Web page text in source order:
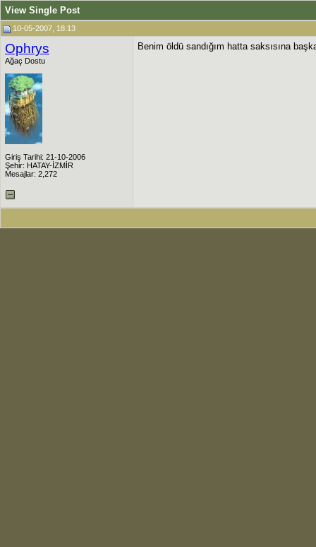
View Single Post
10-05-2007, 18:13
Ophrys
Ağaç Dostu
Giriş Tarihi: 21-10-2006
Şehir: HATAY-İZMİR
Mesajlar: 2,272
Benim öldü sandığım hatta saksısına